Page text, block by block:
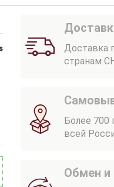
Доставка
странам
Более 700
всей
Обмен и